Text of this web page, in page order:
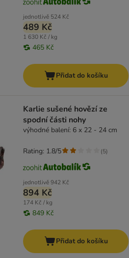
jednotlivě 524 Kč
489 Kč
1 630 Kč / kg
465 Kč
Přidat do košíku
Karlie sušené hovězí ze
spodní části nohy
výhodné balení: 6 x 22 - 24 cm
jednotlivě942 Kč
894 Kč
174 Kč / kg
849 Kč
Rating: 1.8/5 (5)
Přidat do košíku